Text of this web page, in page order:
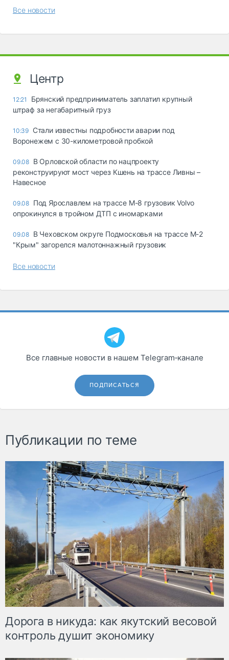
Все новости
Центр
12:21
Брянский предприниматель заплатил крупный
штраф за негабаритный груз
10:39 Стали известны подробности аварии под
Воронежем с 30-километровой пробкой
09.08 В Орловской области по нацпроекту
реконструируют мост через Кшень на трассе Ливны –
Навесное
09.08 Под Ярославлем на трассе М-8 грузовик Volvo
опрокинулся в тройном ДТП с иномарками
09.08 В Чеховском округе Подмосковья на трассе М-2
"Крым" загорелся малотоннажный грузовик
Все новости
Все главные новости в нашем Telegram‑канале
ПОДПИСАТЬСЯ
Публикации по теме
Дорога в никуда: как якутский весовой
контроль душит экономику